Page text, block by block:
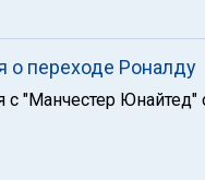
о переходе Роналду
с "Манчестер Юнайтед"